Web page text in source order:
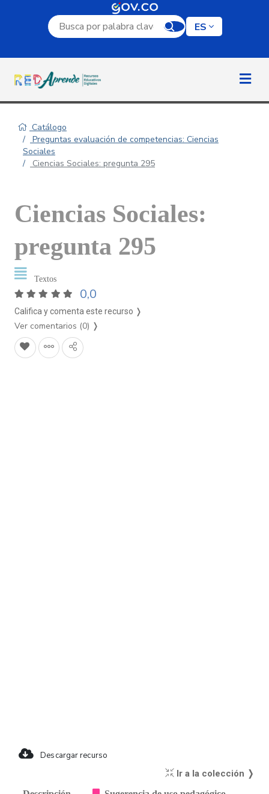
Campo de búsqueda por palabra clave
ES
Catálogo
Preguntas evaluación de competencias: Ciencias
Sociales
Ciencias Sociales: pregunta 295
Ciencias Sociales:
pregunta 295
Textos
0,0
Califica y comenta este recurso ❭
Ver comentarios (0) ❭
Descargar recurso
Ir a la colección ❭